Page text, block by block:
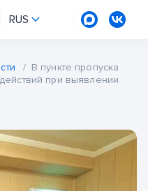
RUS
/ В пункте пропуска
при выявлении